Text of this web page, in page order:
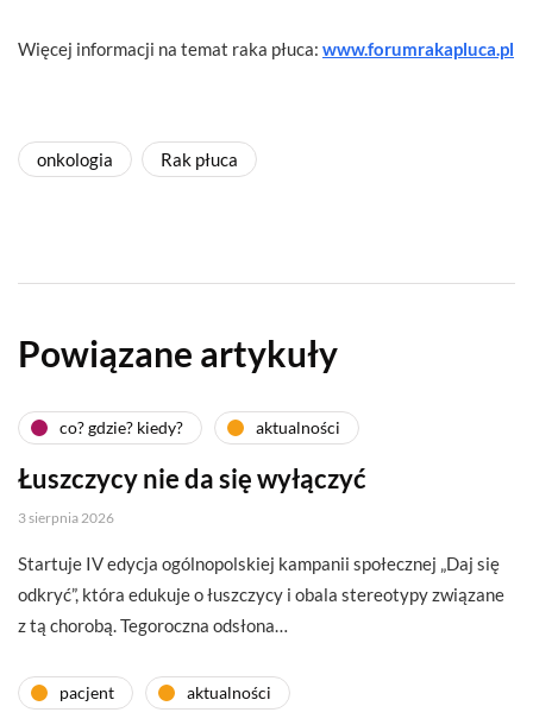
Więcej informacji na temat raka płuca: www.forumrakapluca.pl
onkologia Rak płuca
Powiązane artykuły
co? gdzie? kiedy? aktualności
Łuszczycy nie da się wyłączyć
3 sierpnia 2026
Startuje IV edycja ogólnopolskiej kampanii społecznej „Daj się
odkryć”, która edukuje o łuszczycy i obala stereotypy związane
z tą chorobą. Tegoroczna odsłona…
pacjent aktualności